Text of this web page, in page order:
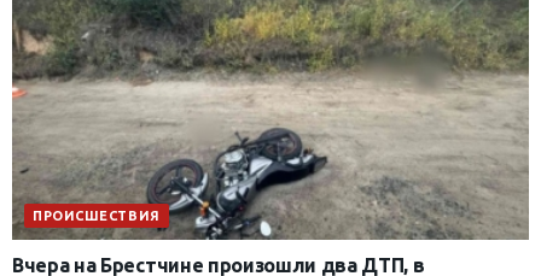
ПРОИСШЕСТВИЯ
Вчера на Брестчине произошли два ДТП, в